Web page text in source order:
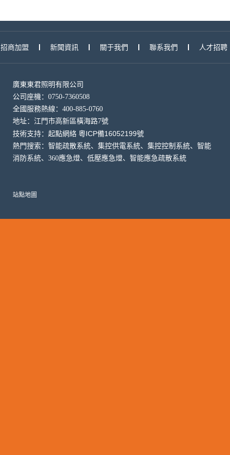
招商加盟 新聞資訊 關于我們 聯系我們 人才招聘
廣東東君照明有限公司
公司座機：0750-7360508
全國服務熱線：400-885-0760
地址： 江門市高新區橫海路7號
技術支持： 起點網絡 粵ICP備16052199號
熱門搜索：智能疏散系統、集控供電系統、集控控制系統、智能
消防系統、360應急燈、低壓應急燈、智能應急疏散系統
站點地圖